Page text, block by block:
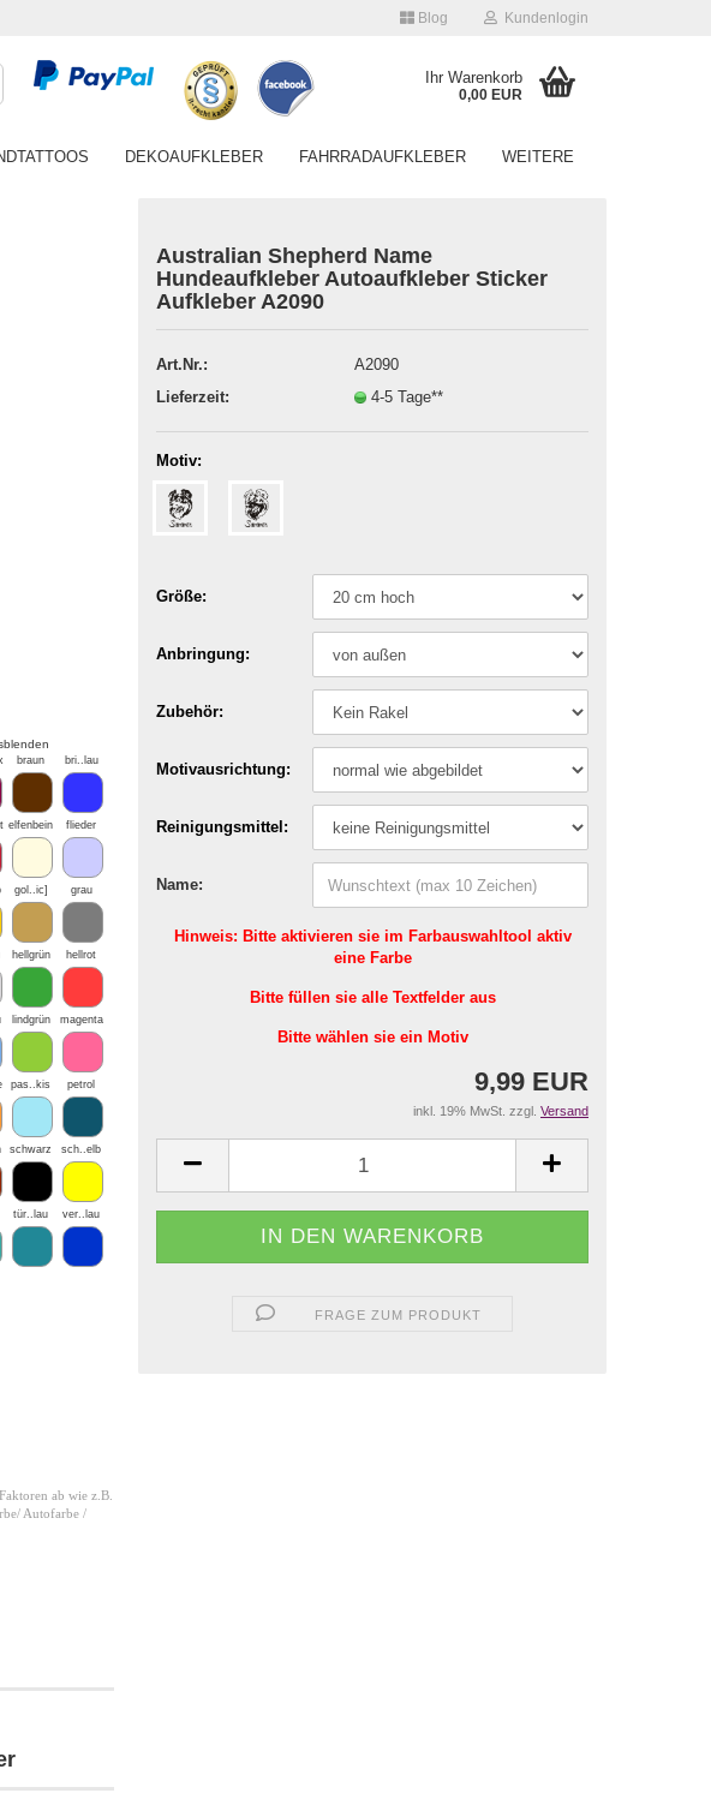
Blog Kundenlogin
Ihr Warenkorb
0,00 EUR
DEKOAUFKLEBER FAHRRADAUFKLEBER WEITERE
Australian Shepherd Name
Hundeaufkleber Autoaufkleber Sticker
Aufkleber A2090
Art.Nr.:
A2090
Lieferzeit:
4-5 Tage**
Motiv:
Größe:
Anbringung:
Zubehör:
Motivausrichtung:
Reinigungsmittel:
Name:
Hinweis: Bitte aktivieren sie im Farbauswahltool aktiv
eine Farbe
Bitte füllen sie alle Textfelder aus
Bitte wählen sie ein Motiv
9,99 EUR
inkl. 19% MwSt. zzgl. Versand
FRAGE ZUM PRODUKT
braun bri..lau
elfenbein flieder
gol..ic] grau
hellgrün hellrot
lindgrün magenta
pas..kis petrol
schwarz sch..elb
tür..lau ver..lau
ab wie z.B.
Autofarbe /